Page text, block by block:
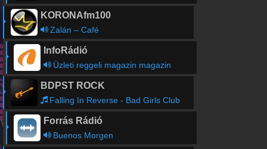
KORONAfm100
Zalán – Café
InfoRádió
Üzleti reggeli magazin magazin
BDPST ROCK
Falling In Reverse - Bad Girls Club
Forrás Rádió
Buenos Morgen